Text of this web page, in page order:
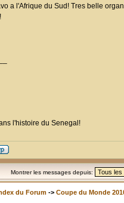
a l'Afrique du Sud! Tres belle
l'histoire du Senegal!
Montrer les messages depuis:
du Forum -> Coupe du Monde